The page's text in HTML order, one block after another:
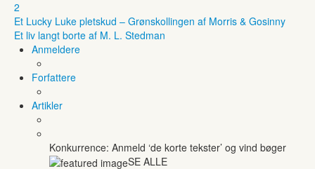
2
Et Lucky Luke pletskud – Grønskollingen af Morris & Gosinny
Et liv langt borte af M. L. Stedman
Anmeldere
Forfattere
Artikler
Konkurrence: Anmeld ‘de korte tekster’ og vind bøger
SE ALLE